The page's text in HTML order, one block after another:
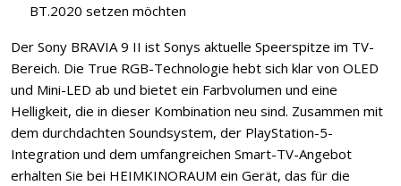
BT.2020 setzen möchten
Der Sony BRAVIA 9 II ist Sonys aktuelle Speerspitze im TV-
Bereich. Die True RGB-Technologie hebt sich klar von OLED
und Mini-LED ab und bietet ein Farbvolumen und eine
Helligkeit, die in dieser Kombination neu sind. Zusammen mit
dem durchdachten Soundsystem, der PlayStation-5-
Integration und dem umfangreichen Smart-TV-Angebot
erhalten Sie bei HEIMKINORAUM ein Gerät, das für die